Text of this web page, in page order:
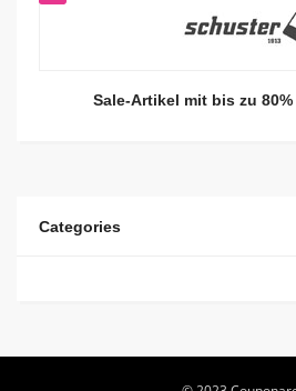
Sale-Artikel mit bis zu
Categories